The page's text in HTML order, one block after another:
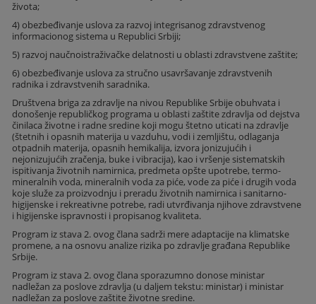
života;
4) obezbeđivanje uslova za razvoj integrisanog zdravstvenog
informacionog sistema u Republici Srbiji;
5) razvoj naučnoistraživačke delatnosti u oblasti zdravstvene zaštite;
6) obezbeđivanje uslova za stručno usavršavanje zdravstvenih
radnika i zdravstvenih saradnika.
Društvena briga za zdravlje na nivou Republike Srbije obuhvata i
donošenje republičkog programa u oblasti zaštite zdravlja od dejstva
činilaca životne i radne sredine koji mogu štetno uticati na zdravlje
(štetnih i opasnih materija u vazduhu, vodi i zemljištu, odlaganja
otpadnih materija, opasnih hemikalija, izvora jonizujućih i
nejonizujućih zračenja, buke i vibracija), kao i vršenje sistematskih
ispitivanja životnih namirnica, predmeta opšte upotrebe, termo-
mineralnih voda, mineralnih voda za piće, vode za piće i drugih voda
koje služe za proizvodnju i preradu životnih namirnica i sanitarno-
higijenske i rekreativne potrebe, radi utvrđivanja njihove zdravstvene
i higijenske ispravnosti i propisanog kvaliteta.
Program iz stava 2. ovog člana sadrži mere adaptacije na klimatske
promene, a na osnovu analize rizika po zdravlje građana Republike
Srbije.
Program iz stava 2. ovog člana sporazumno donose ministar
nadležan za poslove zdravlja (u daljem tekstu: ministar) i ministar
nadležan za poslove zaštite životne sredine.